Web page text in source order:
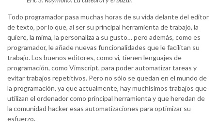
Todo programador pasa muchas horas de su vida delante del editor
de texto, por lo que, al ser su principal herramienta de trabajo, la
quiere, la mima, la personaliza a su gusto… pero además, como es
programador, le añade nuevas funcionalidades que le facilitan su
trabajo. Los buenos editores, como vi, tienen lenguajes de
programación, como Vimscript, para poder automatizar tareas y
evitar trabajos repetitivos. Pero no sólo se quedan en el mundo de
la programación, ya que actualmente, hay muchísimos trabajos que
utilizan el ordenador como principal herramienta y que heredan de
la comunidad hacker esas automatizaciones para optimizar su
esfuerzo.